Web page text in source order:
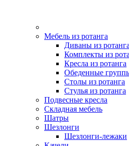
Мебель из ротанга
Диваны из ротанга
Комплекты из
Кресла из ротанга
Обеденные
Столы из ротанга
Стулья из ротанга
Подвесные кресла
Складная мебель
Шатры
Шезлонги
Шезлонги-лежаки